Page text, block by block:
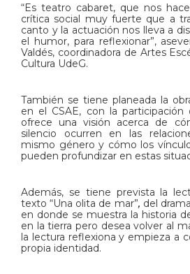
“Es teatro cabaret, que nos
crítica social muy fuerte que a
canto y la actuación nos lleva a
el humor, para reflexionar”,
Valdés, coordinadora de Artes
Cultura UdeG.
También se tiene planeada la
en el CSAE, con la
ofrece una visión acerca de
silencio ocurren en las
mismo género y cómo los
pueden profundizar en estas
Además, se tiene prevista la
texto “Una olita de mar”, del
en donde se muestra la historia
en la tierra pero desea volver al
la lectura reflexiona y empieza a
propia identidad.